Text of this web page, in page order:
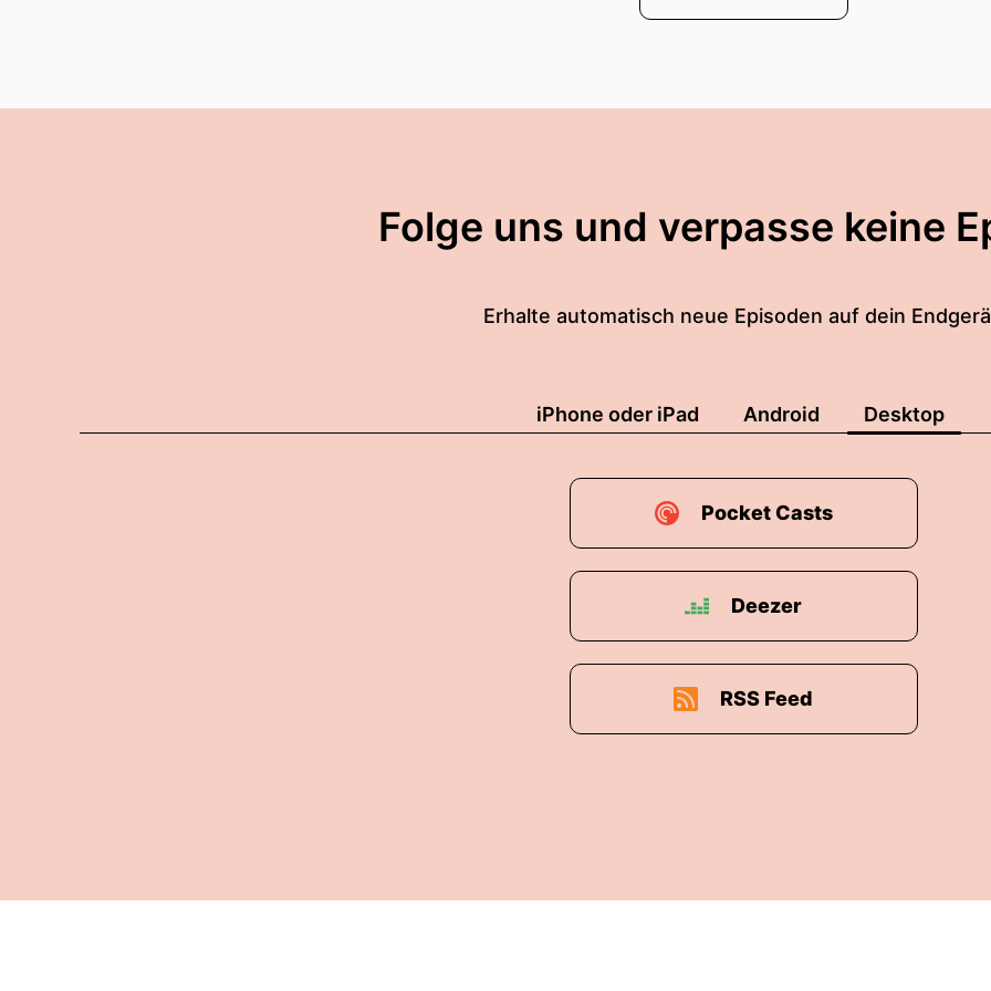
Folge uns und verpasse keine
Erhalte automatisch neue Episoden auf dein
iPhone oder iPad Android Desktop
Pocket Casts
Deezer
RSS Feed